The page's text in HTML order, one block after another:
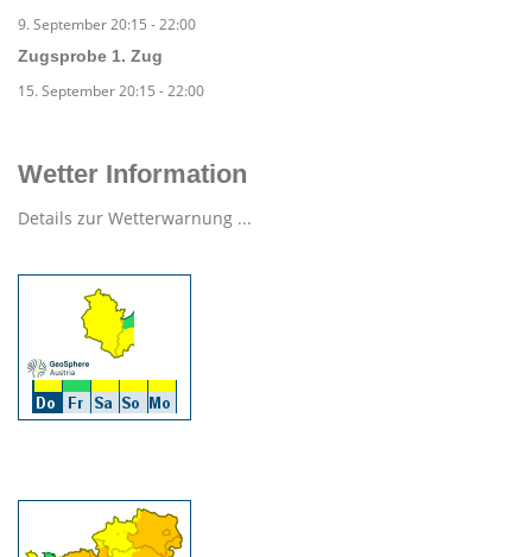
9. September 20:15 -22:00
Zugsprobe 1. Zug
15. September 20:15 -22:00
Wetter Information
Details zur Wetterwarnung ...